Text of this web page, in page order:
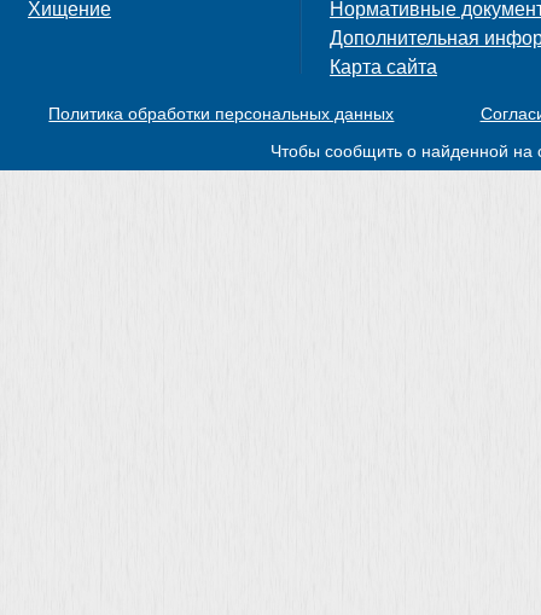
Хищение
Нормативные
Дополнительная
Карта сайта
Политика обработки персональных данных
Чтобы сообщить о найденной на